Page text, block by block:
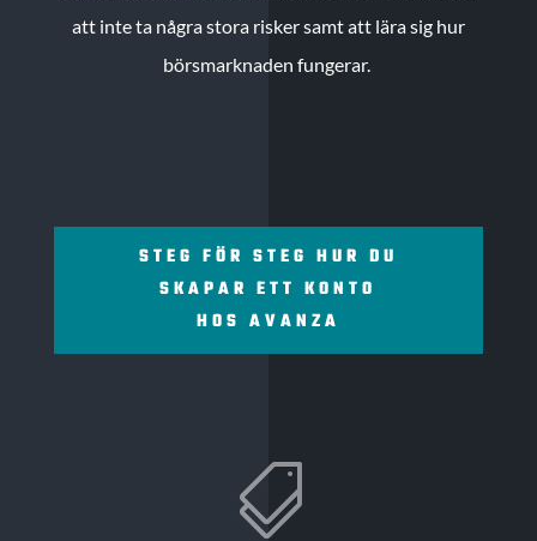
att inte ta några stora risker samt att lära sig hur
börsmarknaden fungerar.
STEG FÖR STEG HUR DU
SKAPAR ETT KONTO
HOS AVANZA
